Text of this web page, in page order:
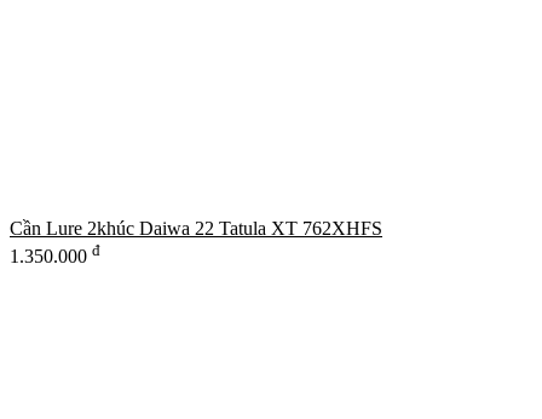
Cần Lure 2khúc Daiwa 22 Tatula XT 762XHFS
1.350.000 đ